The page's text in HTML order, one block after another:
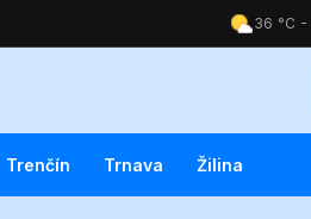
Trenčín Trnava Žilina